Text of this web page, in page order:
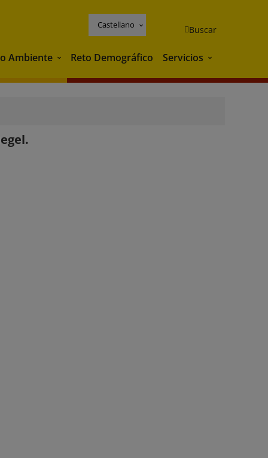
Castellano Buscar
Ambiente Medio Ambiente
Reto Demográfico Servicios Servicios